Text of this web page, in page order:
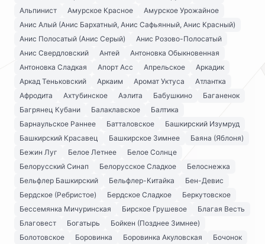
Альпинист
Амурское Красное
Амурское Урожайное
Анис Алый (Анис Бархатный, Анис Сафьянный, Анис Красный)
Анис Полосатый (Анис Серый)
Анис Розово-Полосатый
Анис Свердловский
Антей
Антоновка Обыкновенная
Антоновка Сладкая
Апорт Асс Апрельское
Аркадик
Аркад Теньковский
Аркаим Аромат Уктуса
Атлантка
Афродита
Ахтубинское Аэлита Бабушкино
Баганенок
Багрянец Кубани
Балаклавское
Балтика
Барнаульское Раннее
Батталовское
Башкирский Изумруд
Башкирский Красавец
Башкирское Зимнее
Баяна (Яблоня)
Бежин Луг
Белое Летнее
Белое Солнце
Белорусский Синап
Белорусское Сладкое
Белоснежка
Бельфлер Башкирский
Бельфлер-Китайка
Бен-Девис
Бердское (Ребристое)
Бердское Сладкое
Беркутовское
Бессемянка Мичуринская
Бирское Грушевое
Благая Весть
Благовест
Богатырь
Бойкен (Позднее Зимнее)
Болотовское
Боровинка Боровинка Акуловская
Бочонок